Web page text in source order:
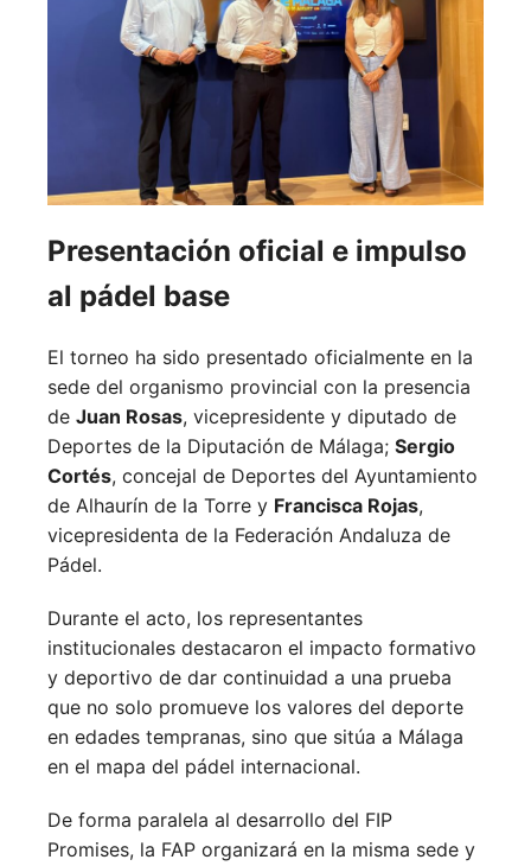
Presentación oficial e impulso
al pádel base
El torneo ha sido presentado oficialmente en la
sede del organismo provincial con la presencia
de Juan Rosas, vicepresidente y diputado de
Deportes de la Diputación de Málaga; Sergio
Cortés, concejal de Deportes del Ayuntamiento
de Alhaurín de la Torre y Francisca Rojas,
vicepresidenta de la Federación Andaluza de
Pádel.
Durante el acto, los representantes
institucionales destacaron el impacto formativo
y deportivo de dar continuidad a una prueba
que no solo promueve los valores del deporte
en edades tempranas, sino que sitúa a Málaga
en el mapa del pádel internacional.
De forma paralela al desarrollo del FIP
Promises, la FAP organizará en la misma sede y